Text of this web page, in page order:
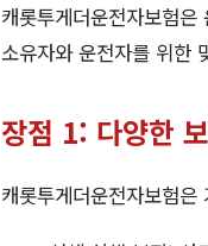
캐롯투게더운전자보험
소유자와 운전자를 위한
장점 1: 다양한
캐롯투게더운전자보험